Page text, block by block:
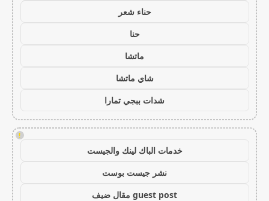
حناء شعر
حنا
ماتشا
شاي ماتشا
شدات ببجي تمارا
!
خدمات الباك لينك والجيست
نشر جيست بوست
guest post مقال ضيف